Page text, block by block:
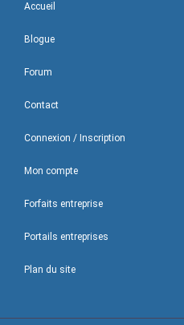
Accueil
Blogue
Forum
Contact
Connexion / Inscription
Mon compte
Forfaits entreprise
Portails entreprises
Plan du site